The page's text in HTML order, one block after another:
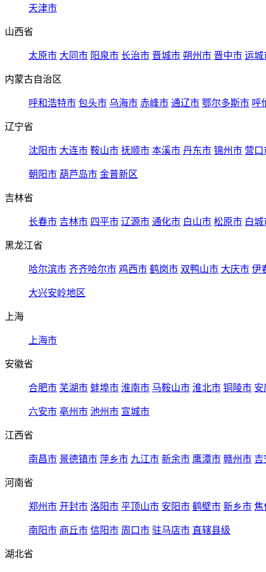
天津市
山西省
太原市 大同市 阳泉市 长治市 晋城市 朔州市 晋中市 运城
内蒙古自治区
呼和浩特市 包头市 乌海市 赤峰市 通辽市 鄂尔多斯市 呼
辽宁省
沈阳市 大连市 鞍山市 抚顺市 本溪市 丹东市 锦州市 营口
朝阳市 葫芦岛市 金普新区
吉林省
长春市 吉林市 四平市 辽源市 通化市 白山市 松原市 白城
黑龙江省
哈尔滨市 齐齐哈尔市 鸡西市 鹤岗市 双鸭山市 大庆市 伊
大兴安岭地区
上海
上海市
安徽省
合肥市 芜湖市 蚌埠市 淮南市 马鞍山市 淮北市 铜陵市 安
六安市 亳州市 池州市 宣城市
江西省
南昌市 景德镇市 萍乡市 九江市 新余市 鹰潭市 赣州市 吉
河南省
郑州市 开封市 洛阳市 平顶山市 安阳市 鹤壁市 新乡市 焦
南阳市 商丘市 信阳市 周口市 驻马店市 直辖县级
湖北省